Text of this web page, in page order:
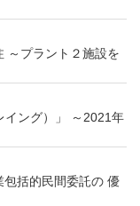
～プラント２施設を
イング）」 ～2021年
括的民間委託の 優